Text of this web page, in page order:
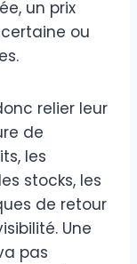
un prix
ou
relier leur
de
les
stocks, les
de retour
Une
pas